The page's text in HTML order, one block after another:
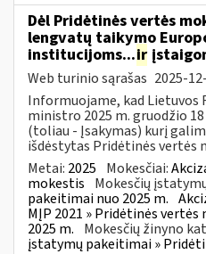
Dėl Pridėtinės vertės
lengvatų taikymo
institucijoms...ir
Web turinio sąrašas 2025-
Informuojame, kad Lietuvos
ministro 2025 m. gruodžio
(toliau - Įsakymas) kurį
išdėstytas Pridėtinės vertės
Metai: 2025 Mokesčiai:
mokestis Mokesčių
pakeitimai nuo 2025 m.
MĮP 2021 » Pridėtinės
2025 m. Mokesčių žinyno
įstatymų pakeitimai »